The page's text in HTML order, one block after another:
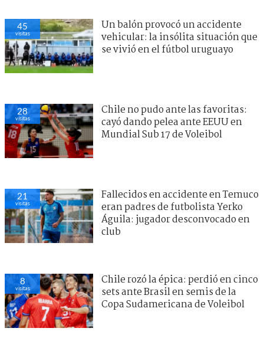
45
visitas
Un balón provocó un accidente
vehicular: la insólita situación que
se vivió en el fútbol uruguayo
28
visitas
Chile no pudo ante las favoritas:
cayó dando pelea ante EEUU en
Mundial Sub 17 de Voleibol
21
visitas
Fallecidos en accidente en Temuco
eran padres de futbolista Yerko
Águila: jugador desconvocado en
club
8
visitas
Chile rozó la épica: perdió en cinco
sets ante Brasil en semis de la
Copa Sudamericana de Voleibol